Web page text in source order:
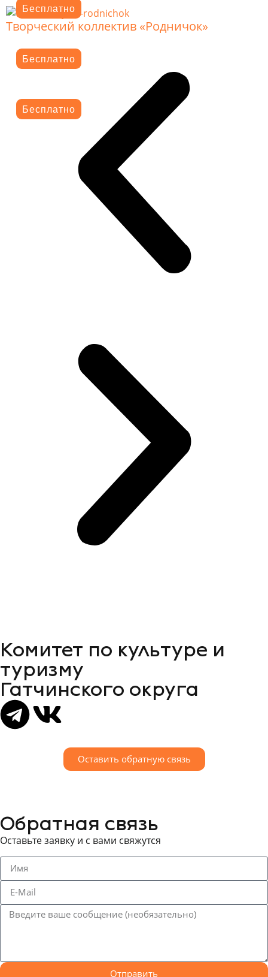
Бесплатно
Бесплатно
Бесплатно
Творческий коллектив «Родничок»
Комитет по культуре и
туризму
Гатчинского округа
Оставить обратную связь
Обратная связь
Оставьте заявку и с вами свяжутся
Отправить